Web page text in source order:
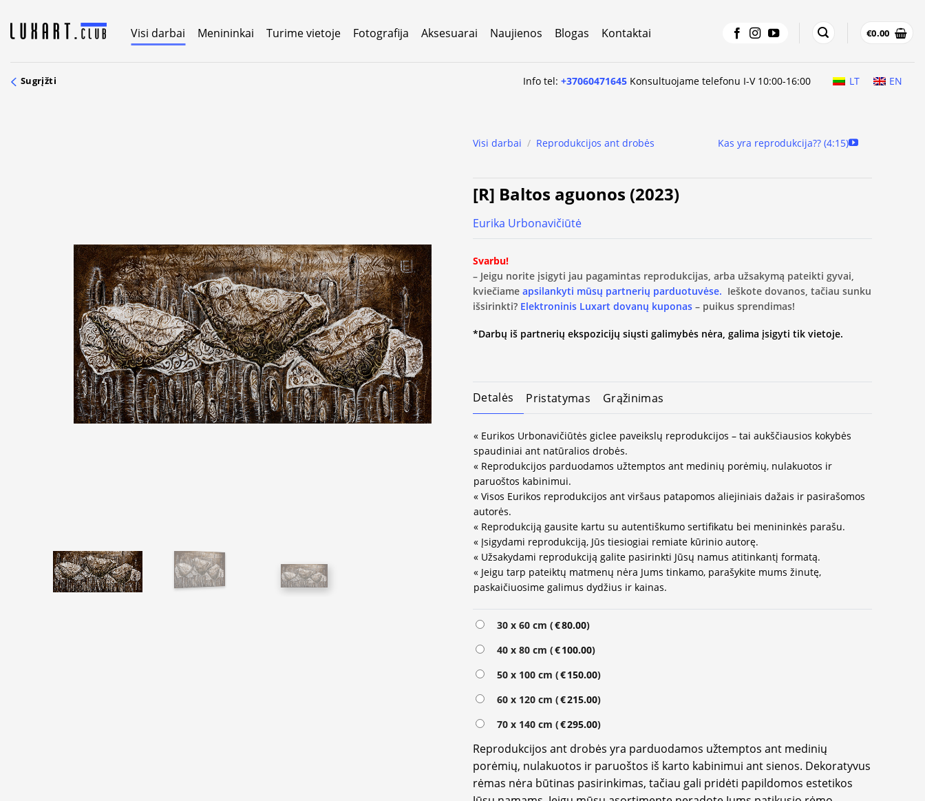
content
Visi darbai Menininkai Turime vietoje Fotografija Aksesuarai Naujienos Blogas Kontaktai €0.00
Sugrįžti Info tel:+37060471645 Konsultuojame telefonu I-V 10:00-16:00 LT EN
Visi darbai / Reprodukcijos ant drobės Kas yra reprodukcija?? (4:15)
[R] Baltos aguonos (2023)
Eurika Urbonavičiūtė
Svarbu!
– Jeigu norite įsigyti jau pagamintas reprodukcijas, arba užsakymą pateikti gyvai,
kviečiame apsilankyti mūsų partnerių parduotuvėse. Ieškote dovanos, tačiau sunku
išsirinkti? Elektroninis Luxart dovanų kuponas – puikus sprendimas!
*Darbų iš partnerių ekspozicijų siųsti galimybės nėra, galima įsigyti tik vietoje.
Detalės Pristatymas Grąžinimas
« Eurikos Urbonavičiūtės giclee paveikslų reprodukcijos – tai aukščiausios kokybės
spaudiniai ant natūralios drobės.
« Reprodukcijos parduodamos užtemptos ant medinių porėmių, nulakuotos ir
paruoštos kabinimui.
« Visos Eurikos reprodukcijos ant viršaus patapomos aliejiniais dažais ir pasirašomos
autorės.
« Reprodukciją gausite kartu su autentiškumo sertifikatu bei menininkės parašu.
« Įsigydami reprodukciją, Jūs tiesiogiai remiate kūrinio autorę.
« Užsakydami reprodukciją galite pasirinkti Jūsų namus atitinkantį formatą.
« Jeigu tarp pateiktų matmenų nėra Jums tinkamo, parašykite mums žinutę,
paskaičiuosime galimus dydžius ir kainas.
30 x 60 cm (€80.00)
40 x 80 cm (€100.00)
50 x 100 cm (€150.00)
60 x 120 cm (€215.00)
70 x 140 cm (€295.00)
Reprodukcijos ant drobės yra parduodamos užtemptos ant medinių
porėmių, nulakuotos ir paruoštos iš karto kabinimui ant sienos. Dekoratyvus
rėmas nėra būtinas pasirinkimas, tačiau gali pridėti papildomos estetikos
Alternative: